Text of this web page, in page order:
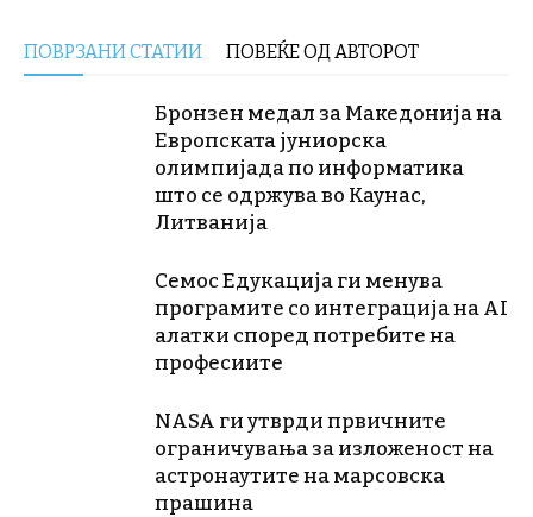
ПОВРЗАНИ СТАТИИ ПОВЕЌЕ ОД АВТОРОТ
Бронзен медал за Македонија на
Европската јуниорска
олимпијада по информатика
што се одржува во Каунас,
Литванија
Семос Едукација ги менува
програмите со интеграција на AI
алатки според потребите на
професиите
NASA ги утврди првичните
ограничувања за изложеност на
астронаутите на марсовска
прашина